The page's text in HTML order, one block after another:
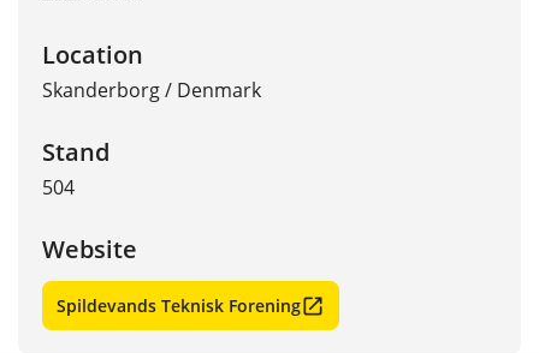
Location
Skanderborg/ Denmark
Stand
504
Website
Spildevands Teknisk Forening